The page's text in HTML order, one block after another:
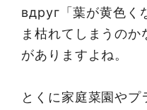
вдруг「葉が黄色く
ま枯れてしまうのか
がありますよね。
とくに家庭菜園や